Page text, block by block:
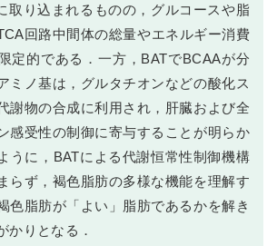
取り込まれるものの，グルコースや脂
回路中間体の総量やエネルギー消費
定的である．一方，BATでBCAAが分
ミノ基は，グルタチオンなどの酸化ス
謝物の合成に利用され，肝臓および全
感受性の制御に寄与することが明らか
うに，BATによる代謝恒常性制御機構
らず，褐色脂肪の多様な機能を理解す
色脂肪が「よい」脂肪であるかを解き
かりとなる．